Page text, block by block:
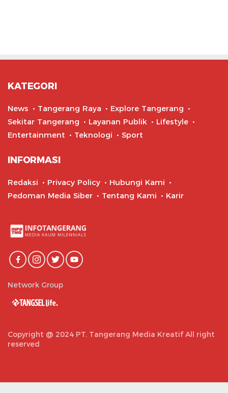
KATEGORI
News Tangerang Raya
Explore Tangerang
Sekitar Tangerang
Layanan Publik
Lifestyle
Entertainment
Teknologi Sport
INFORMASI
Redaksi Privacy Policy
Hubungi Kami
Pedoman Media Siber
Tentang Kami Karir
Network Group
Copyright @ 2024 PT. Tangerang Media Kreatif All right
reserved